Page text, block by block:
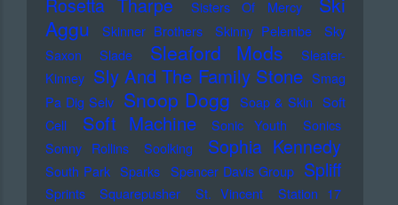
Rosetta Tharpe
Sisters Of Mercy
Aggu
Skinner Brothers Skinny Pelembe
Sky
Saxon
Slade Sleaford Mods
Sleater-
Kinney Sly And The Family Stone Smag
Pa Dig Selv Snoop Dogg Soap & Skin Soft
Cell
Soft Machine Sonic Youth
Sonics
Sonny Rollins
Soolking Sophia Kennedy
South Park Sparks Spencer Davis Group Spliff
Sprints Squarepusher St. Vincent
Station 17